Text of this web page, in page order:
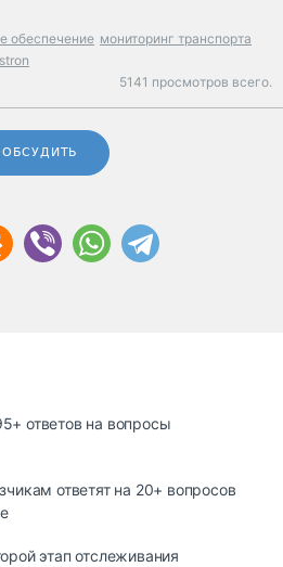
обеспечение мониторинг транспорта
5141 просмотров всего.
ОБСУДИТЬ
ответов на вопросы
ответят на 20+ вопросов
этап отслеживания